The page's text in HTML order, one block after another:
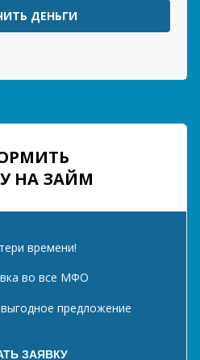
ДЕНЬГИ
НА ЗАЙМ
времени!
во все МФО
предложение